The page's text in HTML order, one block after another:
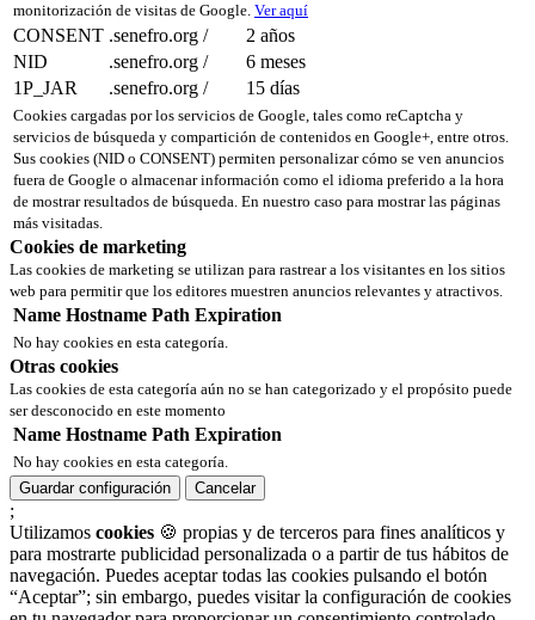
monitorización de visitas de Google. Ver aquí
CONSENT .senefro.org /
2 años
NID
.senefro.org /
6 meses
1P_JAR
.senefro.org / 15 días
Cookies cargadas por los servicios de Google, tales como reCaptcha y
servicios de búsqueda y compartición de contenidos en Google+, entre otros.
Sus cookies (NID o CONSENT) permiten personalizar cómo se ven anuncios
fuera de Google o almacenar información como el idioma preferido a la hora
de mostrar resultados de búsqueda. En nuestro caso para mostrar las páginas
más visitadas.
Cookies de marketing
Las cookies de marketing se utilizan para rastrear a los visitantes en los sitios
web para permitir que los editores muestren anuncios relevantes y atractivos.
Name Hostname Path Expiration
No hay cookies en esta categoría.
Otras cookies
Las cookies de esta categoría aún no se han categorizado y el propósito puede
ser desconocido en este momento
Name Hostname Path Expiration
No hay cookies en esta categoría.
Guardar configuración
Cancelar
;
Utilizamos cookies 🍪 propias y de terceros para fines analíticos y
para mostrarte publicidad personalizada o a partir de tus hábitos de
navegación. Puedes aceptar todas las cookies pulsando el botón
“Aceptar”; sin embargo, puedes visitar la configuración de cookies